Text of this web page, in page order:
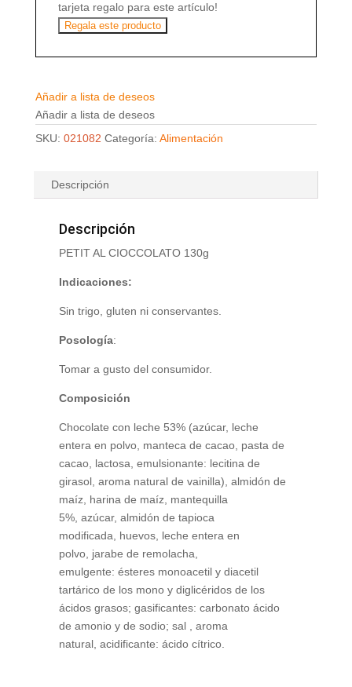
tarjeta regalo para este artículo!
Regala este producto
Añadir a lista de deseos
Añadir a lista de deseos
SKU: 021082 Categoría: Alimentación
Descripción
Descripción
PETIT AL CIOCCOLATO 130g
Indicaciones:
Sin trigo, gluten ni conservantes.
Posología:
Tomar a gusto del consumidor.
Composición
Chocolate con leche 53% (azúcar, leche
entera en polvo, manteca de cacao, pasta de
cacao, lactosa, emulsionante: lecitina de
girasol, aroma natural de vainilla), almidón de
maíz, harina de maíz, mantequilla
5%, azúcar, almidón de tapioca
modificada, huevos, leche entera en
polvo, jarabe de remolacha,
emulgente: ésteres monoacetil y diacetil
tartárico de los mono y diglicéridos de los
ácidos grasos; gasificantes: carbonato ácido
de amonio y de sodio; sal , aroma
natural, acidificante: ácido cítrico.